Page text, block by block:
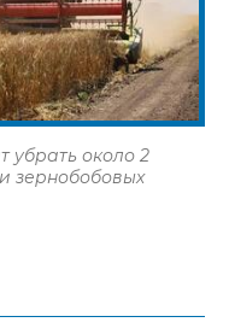
убрать около 2
зернобобовых